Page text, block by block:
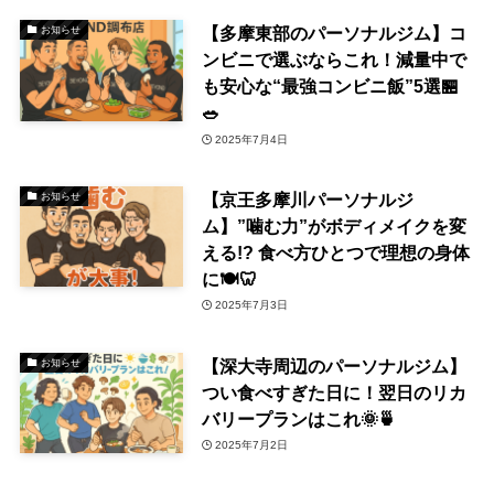
お知らせ
【多摩東部のパーソナルジム】コ
ンビニで選ぶならこれ！減量中で
も安心な“最強コンビニ飯”5選🏪
🥗
2025年7月4日
お知らせ
【京王多摩川パーソナルジ
ム】”噛む力”がボディメイクを変
える!? 食べ方ひとつで理想の身体
に🍽🦷
2025年7月3日
お知らせ
【深大寺周辺のパーソナルジム】
つい食べすぎた日に！翌日のリカ
バリープランはこれ🌞🍵
2025年7月2日